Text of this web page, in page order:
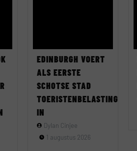
EDINBURGH VOERT
ALS EERSTE
SCHOTSE STAD
TOERISTENBELASTING
IN
Dylan Cinjee
1 augustus 2026